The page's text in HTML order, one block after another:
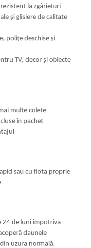
la zgârieturi
și glisiere de calitate
polițe deschise și
TV, decor și obiecte
multe colete
în pachet
sau cu flota proprie
24 de luni împotriva
daunele
uzura normală.